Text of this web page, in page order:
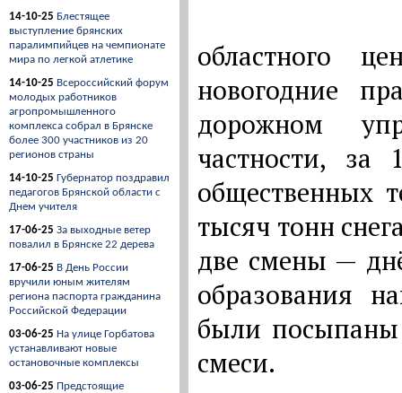
14-10-25 Блестящее
выступление брянских
паралимпийцев на чемпионате
мира по легкой атлетике
14-10-25 Всероссийский форум
молодых работников
агропромышленного
комплекса собрал в Брянске
более 300 участников из 20
регионов страны
14-10-25 Губернатор поздравил
педагогов Брянской области с
Днем учителя
17-06-25 За выходные ветер
повалил в Брянске 22 дерева
17-06-25 В День России
вручили юным жителям
региона паспорта гражданина
Российской Федерации
03-06-25 На улице Горбатова
устанавливают новые
остановочные комплексы
03-06-25 Предстоящие
областного
новогодние
дорожном
частности,
общественных
тысяч тонн
две смены —
образования
были посыпаны
смеси.